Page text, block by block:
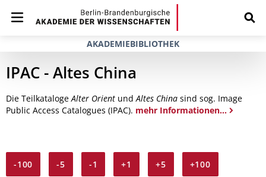
AKADEMIEBIBLIOTHEK
IPAC - Altes China
Die TeilkatalogeAlter Orient undAltes China sind sog. Image
Public Access Catalogues (IPAC). mehr Informationen...
-100 -5 -1 +1 +5 +100